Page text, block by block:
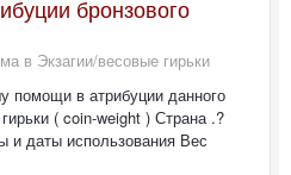
бронзового
в Экзагии/весовые гирьки
помощи в атрибуции данного
( coin-weight ) Страна .?
и даты использования Вес